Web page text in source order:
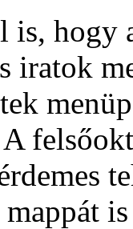
is, hogy
iratok
A